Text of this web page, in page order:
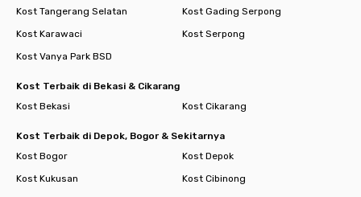
Kost Tangerang Selatan
Kost Gading Serpong
Kost Karawaci
Kost Serpong
Kost Vanya Park BSD
Kost Terbaik di Bekasi & Cikarang
Kost Bekasi
Kost Cikarang
Kost Terbaik di Depok, Bogor & Sekitarnya
Kost Bogor
Kost Depok
Kost Kukusan
Kost Cibinong